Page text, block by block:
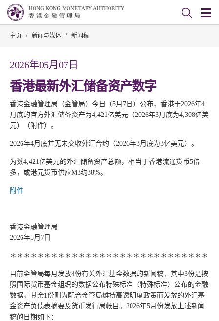
主页 / 新闻与媒体 / 新闻稿
2026年05月07日
香港最新外汇储备资产数字
香港金融管理局（金管局）今日（5月7日）公布，香港于2026年4
月底的官方外汇储备资产为4,421亿美元（2026年3月底为4,308亿美
元）（附件）。
2026年4月底并无未交收外汇合约（2026年3月底为3亿美元）。
为数4,421亿美元的外汇储备资产总额，相当于香港流通货币5倍
多，或港元货币供应M3约38%。
附件
香港金融管理局
2026年5月7日
＊＊＊＊＊＊＊＊＊＊＊＊＊＊＊＊＊＊＊＊＊＊＊＊＊＊＊＊＊
目前金管局每月发放4份有关外汇基金数据的新闻稿，其中3份是按
照国际货币基金组织的数据公布特殊标准（特殊标准）公布的金融
数据，其余1份则为配合金管局维持高透明度政策而发放的外汇基
金资产负债表摘要及货币发行局帐目。2026年5月份发放上述新闻
稿的日期如下：